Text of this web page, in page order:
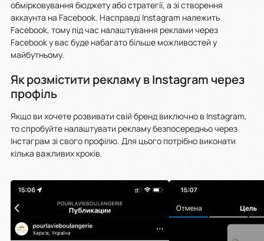
обмірковування бюджету або стратегії, а зі створення
аккаунта на Facebook. Насправді Instagram належить
Facebook, тому під час налаштування реклами через
Facebook у вас буде набагато більше можливостей у
майбутньому.
Як розмістити рекламу в Instagram через
профіль
Якщо ви хочете розвивати свій бренд виключно в Instagram,
то спробуйте налаштувати рекламу безпосередньо через
Інстаграм зі свого профілю. Для цього потрібно виконати
кілька важливих кроків.